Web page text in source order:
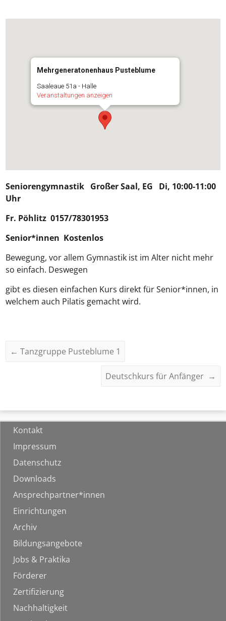
Mehrgeneratonenhaus Pusteblume
Saaleaue 51a - Halle
Veranstaltungen anzeigen
Seniorengymnastik Großer Saal, EG Di, 10:00-11:00
Uhr
Fr. Pöhlitz 0157/78301953
Senior*innen Kostenlos
Bewegung, vor allem Gymnastik ist im Alter nicht mehr
so einfach. Deswegen
gibt es diesen einfachen Kurs direkt für Senior*innen, in
welchem auch Pilatis gemacht wird.
← Tanzgruppe Pusteblume 1
Deutschkurs für Anfänger →
Kontakt
Impressum
Datenschutz
Downloads
Ansprechpartner*innen
Einrichtungen
Archiv
Bildungsangebote
Jobs & Praktika
Förderer
Zertifizierung
Nachhaltigkeit